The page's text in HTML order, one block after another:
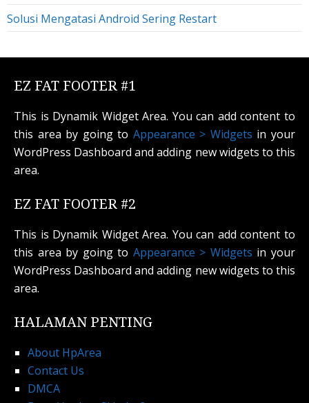
Solusi Mengatasi Android Sering Restart
EZ FAT FOOTER #1
This is Dynamik Widget Area. You can add content to
this area by going to Appearance > Widgets in your
WordPress Dashboard and adding new widgets to this
area.
EZ FAT FOOTER #2
This is Dynamik Widget Area. You can add content to
this area by going to Appearance > Widgets in your
WordPress Dashboard and adding new widgets to this
area.
HALAMAN PENTING
About HpArea
Contact Us
DMCA